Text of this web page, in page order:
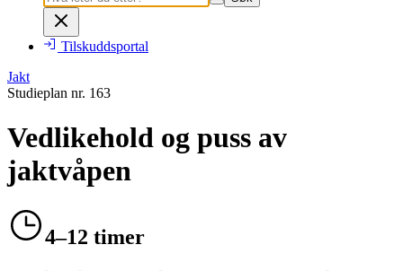
Tilskuddsportal
Jakt
Studieplan nr. 163
Vedlikehold og puss av
jaktvåpen
4–12 timer